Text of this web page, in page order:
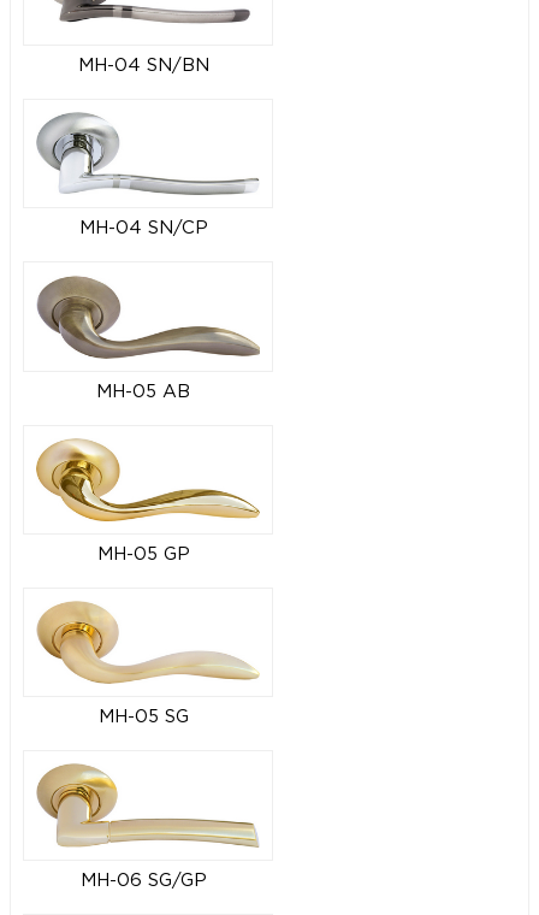
MH-04 SN/BN
MH-04 SN/CP
MH-05 AB
MH-05 GP
MH-05 SG
MH-06 SG/GP